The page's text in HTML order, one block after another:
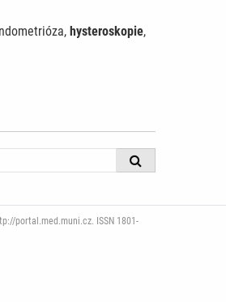
hysteroskopie,
portal.med.muni.cz. ISSN 1801-